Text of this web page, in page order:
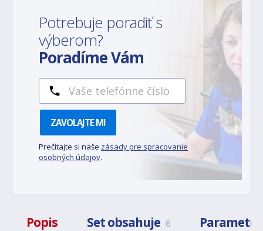
Potrebuje poradiť s
výberom?
Poradíme Vám
ZAVOLAJTE MI
Prečítajte si naše zásady pre spracovanie
osobných údajov.
Popis Set obsahuje 6 Parametre